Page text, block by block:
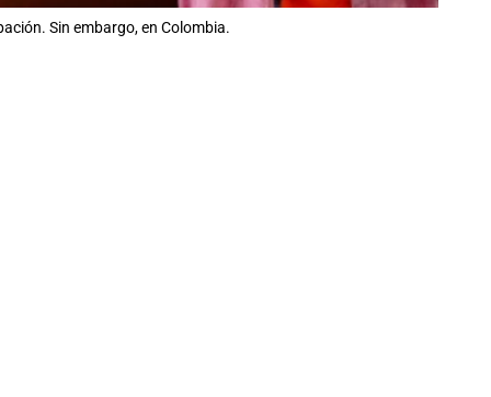
Sin embargo, en Colombia.